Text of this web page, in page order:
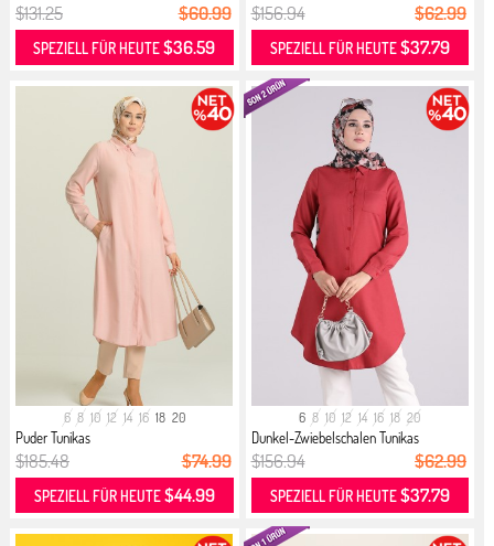
$131.25 $60.99
SPEZIELL FÜR HEUTE$36.59
$156.94 $62.99
SPEZIELL FÜR HEUTE$37.79
6 8 10 12 14 16 18 20
Puder Tunikas
$185.48 $74.99
SPEZIELL FÜR HEUTE$44.99
6 8 10 12 14 16 18 20
Dunkel-Zwiebelschalen Tunikas
$156.94 $62.99
SPEZIELL FÜR HEUTE$37.79